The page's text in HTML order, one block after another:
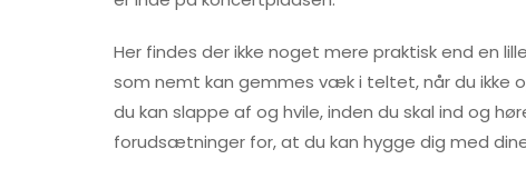
Her findes der ikke noget mere praktisk end en
som nemt kan gemmes væk i teltet, når du ikke
du kan slappe af og hvile, inden du skal ind og
forudsætninger for, at du kan hygge dig med